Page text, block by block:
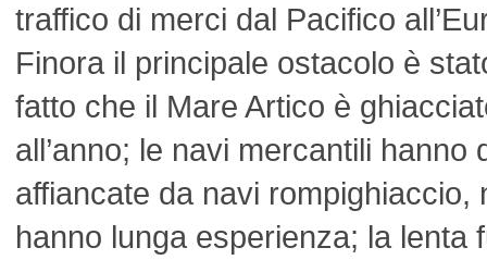
traffico di merci dal Pacifico
Finora il principale ostacolo è
fatto che il Mare Artico è
all’anno; le navi mercantili
affiancate da navi rompighiaccio,
hanno lunga esperienza; la lenta